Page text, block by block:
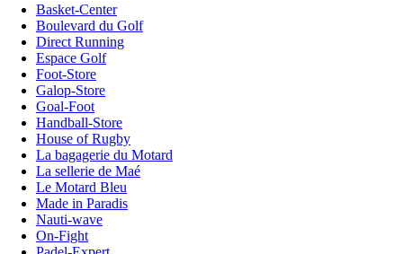
Basket-Center
Boulevard du Golf
Direct Running
Espace Golf
Foot-Store
Galop-Store
Goal-Foot
Handball-Store
House of Rugby
La bagagerie du Motard
La sellerie de Maé
Le Motard Bleu
Made in Paradis
Nauti-wave
On-Fight